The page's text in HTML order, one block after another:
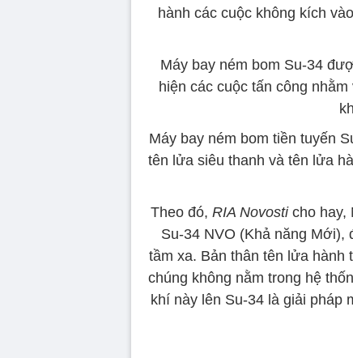
hành các cuộc không kích
Máy bay ném bom Su-34
hiện các cuộc tấn công
Máy bay ném bom tiền tuyến
tên lửa siêu thanh và tên lửa
Theo đó, RIA Novosticho hay,
Su-34 NVO (Khả năng Mới),
tầm xa. Bản thân tên lửa
chúng không nằm trong hệ
khí này lên Su-34 là giải pháp